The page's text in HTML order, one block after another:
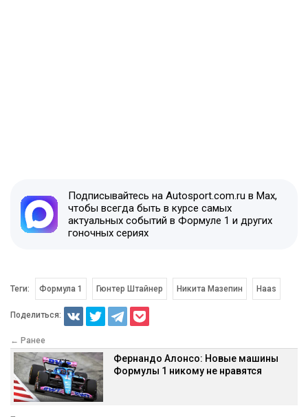
Подписывайтесь на Autosport.com.ru в Max,
чтобы всегда быть в курсе самых
актуальных событий в Формуле 1 и других
гоночных сериях
Теги: Формула 1 Гюнтер Штайнер Никита Мазепин Haas
Поделиться:
← Ранее
Фернандо Алонсо: Новые машины
Формулы 1 никому не нравятся